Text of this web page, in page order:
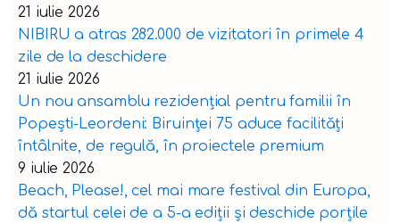
21 iulie 2026
NIBIRU a atras 282.000 de vizitatori în primele 4
zile de la deschidere
21 iulie 2026
Un nou ansamblu rezidențial pentru familii în
Popești-Leordeni: Biruinței 75 aduce facilități
întâlnite, de regulă, în proiectele premium
9 iulie 2026
Beach, Please!, cel mai mare festival din Europa,
dă startul celei de a 5-a ediții și deschide porțile